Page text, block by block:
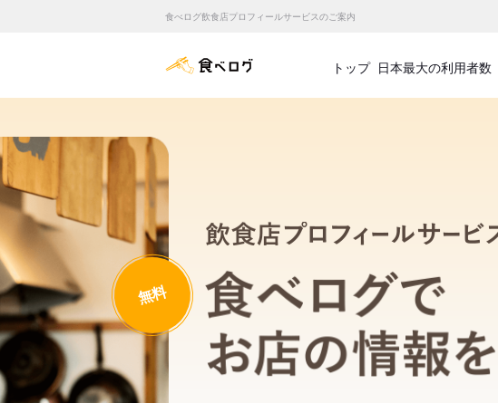
食べログ飲食店プロフィールサービスのご案内
食べログ店舗管理画面
トップ 日本最大の利用者数
無料